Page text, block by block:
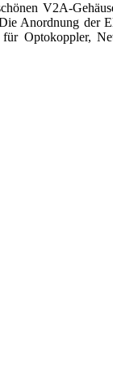
V2A-
Anordnung
Optokoppler,